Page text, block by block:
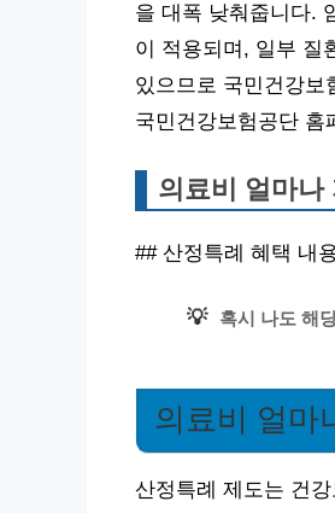
을 대폭 낮춰줍니다.
이 적용되며, 일부 질
있으므로 국민건강보
국민건강보험공단 홈
의료비 얼마나
## 산정특례 혜택 내
💡 혹시 나도 해
의료비 얼마
산정특례 제도는 건